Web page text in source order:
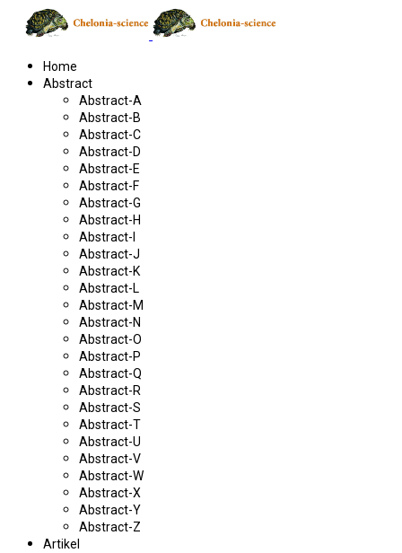
Home
Abstract
Abstract-A
Abstract-B
Abstract-C
Abstract-D
Abstract-E
Abstract-F
Abstract-G
Abstract-H
Abstract-I
Abstract-J
Abstract-K
Abstract-L
Abstract-M
Abstract-N
Abstract-O
Abstract-P
Abstract-Q
Abstract-R
Abstract-S
Abstract-T
Abstract-U
Abstract-V
Abstract-W
Abstract-X
Abstract-Y
Abstract-Z
Artikel